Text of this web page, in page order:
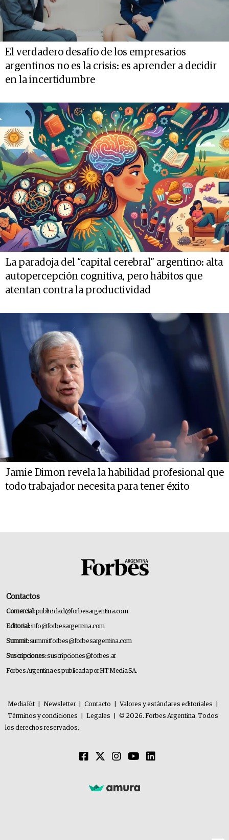
El verdadero desafío de los empresarios
argentinos no es la crisis: es aprender a decidir
en la incertidumbre
La paradoja del “capital cerebral” argentino: alta
autopercepción cognitiva, pero hábitos que
atentan contra la productividad
Jamie Dimon revela la habilidad profesional que
todo trabajador necesita para tener éxito
Contactos
Comercial:publicidad@forbesargentina.com
Editorial:info@forbesargentina.com
Summit:summitforbes@forbesargentina.com
Suscripciones:suscripciones@forbes.ar
Forbes Argentina es publicada por HT Media SA.
MediaKit Newsletter Contacto Valores y estándares editoriales
Términos y condiciones
Legales
© 2026. Forbes Argentina. Todos
los derechos reservados.